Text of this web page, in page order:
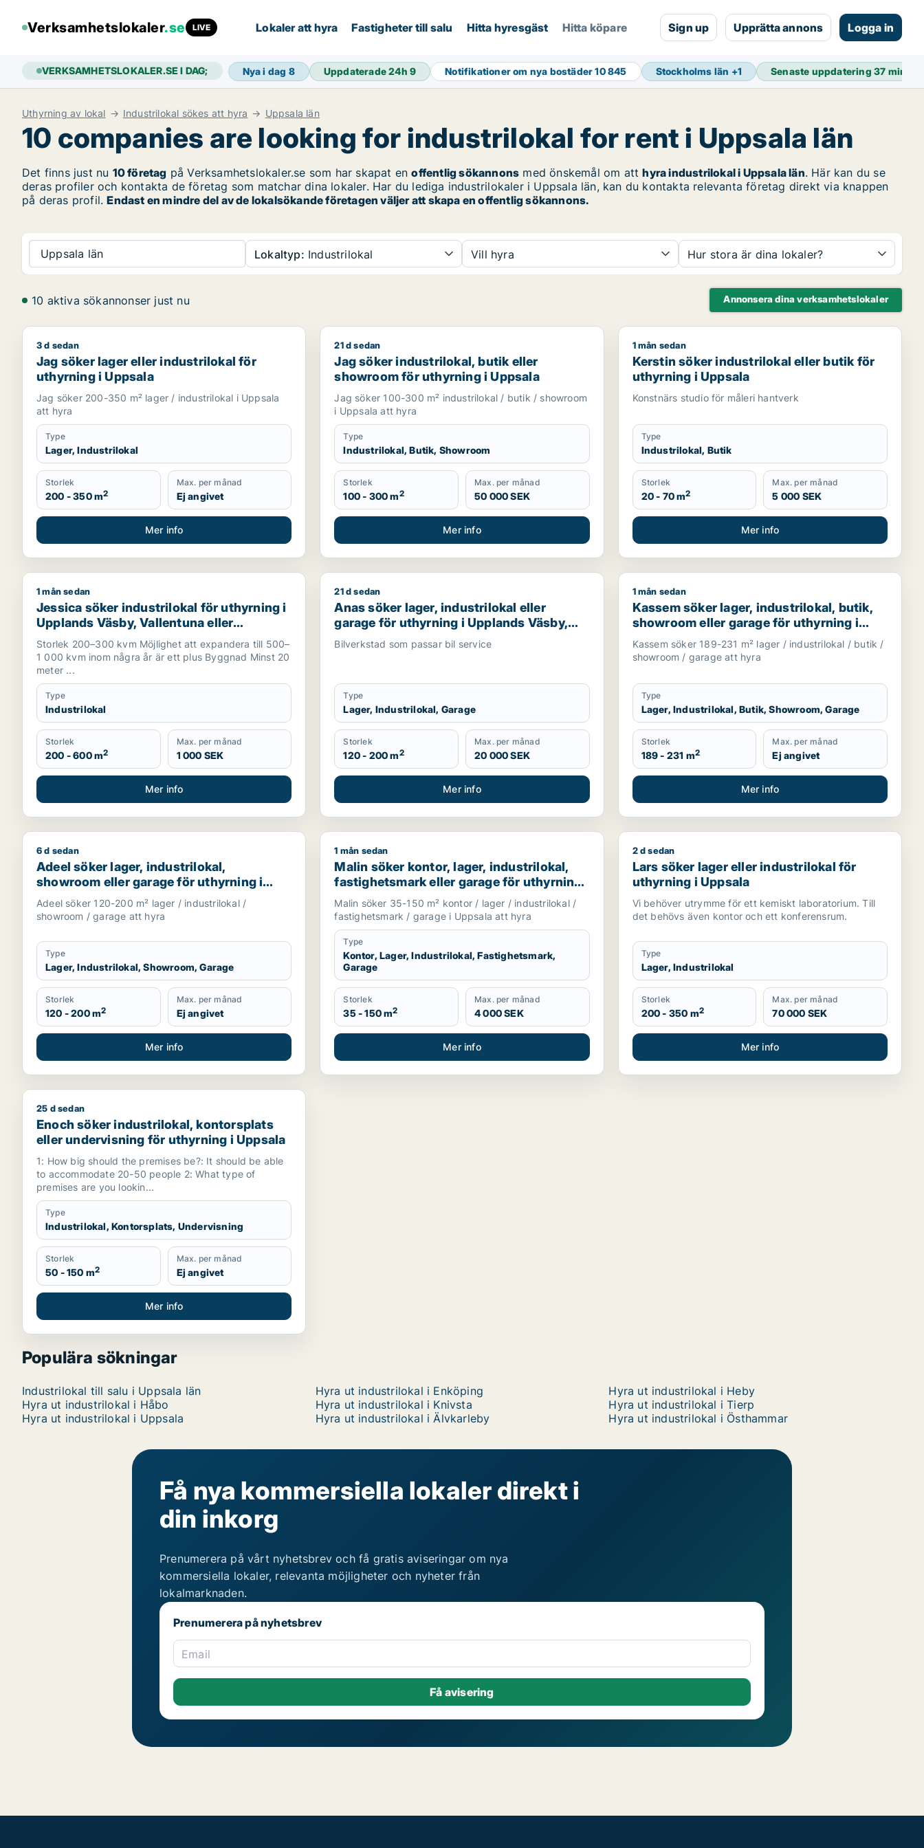
Verksamhetslokaler.se LIVE Lokaler att hyra Fastigheter till salu Hitta hyresgäst Hitta köpare Sign up Upprätta annons Logga in
VERKSAMHETSLOKALER.SE I DAG; Nya i dag 8 Uppdaterade 24h9 Notifikationer om nya bostäder10 845 Stockholms län +1 Senaste uppdatering37 min
Uthyrning av lokal Industrilokal sökes att hyra Uppsala län
10 companies are looking for industrilokal for rent i Uppsala län
Det finns just nu 10 företag på Verksamhetslokaler.se som har skapat enoffentlig sökannons med önskemål om atthyra industrilokal i Uppsala län. Här kan du se
deras profiler och kontakta de företag som matchar dina lokaler. Har du lediga industrilokaler i Uppsala län, kan du kontakta relevanta företag direkt via knappen
på deras profil.Endast en mindre del av de lokalsökande företagen väljer att skapa en offentlig sökannons.
Uppsala län Lokaltyp: Industrilokal Vill hyra Hur stora är dina lokaler?
10 aktiva sökannonser just nu Annonsera dina verksamhetslokaler
Jag söker lager eller industrilokal för uthyrning i Uppsala
3 d sedan
Jag söker lager eller industrilokal för
uthyrning i Uppsala
Jag söker 200-350 m² lager / industrilokal i Uppsala
att hyra
Type
Lager, Industrilokal
Storlek
200 - 350 m2
Max. per månad
Ej angivet
Mer info
Jag söker industrilokal, butik eller showroom för uthyrning i Uppsala
21 d sedan
Jag söker industrilokal, butik eller
showroom för uthyrning i Uppsala
Jag söker 100-300 m² industrilokal / butik / showroom
i Uppsala att hyra
Type
Industrilokal, Butik, Showroom
Storlek
100 - 300 m2
Max. per månad
50 000 SEK
Mer info
Kerstin söker industrilokal eller butik för uthyrning i
1 mån sedan
Kerstin söker industrilokal eller butik för
uthyrning i Uppsala
Konstnärs studio för måleri hantverk
Type
Industrilokal, Butik
Storlek
20 - 70 m2
Max. per månad
5 000 SEK
Mer info
Jessica söker industrilokal för uthyrning i Upplands Väsby, Vallentuna eller Upplands-Bro m.fl.
1 mån sedan
Jessica söker industrilokal för uthyrning i
Upplands Väsby, Vallentuna eller
Upplands-Bro m.fl.
Storlek 200–300 kvm Möjlighet att expandera till 500–
1 000 kvm inom några år är ett plus Byggnad Minst 20
meter ...
Type
Industrilokal
Storlek
200 - 600 m2
Max. per månad
1 000 SEK
Mer info
Anas söker lager, industrilokal eller garage för uthyrning i Upplands Väsby, Vallentuna eller Upplands-Bro m.fl.
21 d sedan
Anas söker lager, industrilokal eller
garage för uthyrning i Upplands Väsby,
Vallentuna eller Upplands-Bro m.fl.
Bilverkstad som passar bil service
Type
Lager, Industrilokal, Garage
Storlek
120 - 200 m2
Max. per månad
20 000 SEK
Mer info
Kassem söker lager, industrilokal, butik, showroom
1 mån sedan
Kassem söker lager, industrilokal, butik,
showroom eller garage för uthyrning i
Upplands Väsby, Vallentuna eller
Upplands-Bro m.fl.
Kassem söker 189-231 m² lager / industrilokal / butik /
showroom / garage att hyra
Type
Lager, Industrilokal, Butik, Showroom, Garage
Storlek
189 - 231 m2
Max. per månad
Ej angivet
Mer info
Adeel söker lager, industrilokal, showroom eller garage för uthyrning i Upplands Väsby, Vallentuna eller Upplands-Bro m.fl.
6 d sedan
Adeel söker lager, industrilokal,
showroom eller garage för uthyrning i
Upplands Väsby, Vallentuna eller
Upplands-Bro m.fl.
Adeel söker 120-200 m² lager / industrilokal /
showroom / garage att hyra
Type
Lager, Industrilokal, Showroom, Garage
Storlek
120 - 200 m2
Max. per månad
Ej angivet
Mer info
Malin söker kontor, lager, industrilokal, fastighetsmark eller garage för uthyrning i Uppsala
1 mån sedan
Malin söker kontor, lager, industrilokal,
fastighetsmark eller garage för uthyrning i
Uppsala
Malin söker 35-150 m² kontor / lager / industrilokal /
fastighetsmark / garage i Uppsala att hyra
Type
Kontor, Lager, Industrilokal, Fastighetsmark,
Garage
Storlek
35 - 150 m2
Max. per månad
4 000 SEK
Mer info
Lars söker lager eller industrilokal för uthyrning i
2 d sedan
Lars söker lager eller industrilokal för
uthyrning i Uppsala
Vi behöver utrymme för ett kemiskt laboratorium. Till
det behövs även kontor och ett konferensrum.
Type
Lager, Industrilokal
Storlek
200 - 350 m2
Max. per månad
70 000 SEK
Mer info
Enoch söker industrilokal, kontorsplats eller undervisning för uthyrning i Uppsala
25 d sedan
Enoch söker industrilokal, kontorsplats
eller undervisning för uthyrning i Uppsala
1: How big should the premises be?: It should be able
to accommodate 20-50 people 2: What type of
premises are you lookin...
Type
Industrilokal, Kontorsplats, Undervisning
Storlek
50 - 150 m2
Max. per månad
Ej angivet
Mer info
Populära sökningar
Industrilokal till salu i Uppsala län Hyra ut industrilokal i Enköping
Hyra ut industrilokal i Heby
Hyra ut industrilokal i Håbo
Hyra ut industrilokal i Knivsta
Hyra ut industrilokal i Tierp
Hyra ut industrilokal i Uppsala
Hyra ut industrilokal i Älvkarleby Hyra ut industrilokal i Östhammar
Få nya kommersiella lokaler direkt i
din inkorg
Prenumerera på vårt nyhetsbrev och få gratis aviseringar om nya
kommersiella lokaler, relevanta möjligheter och nyheter från
lokalmarknaden.
Prenumerera på nyhetsbrev
Email